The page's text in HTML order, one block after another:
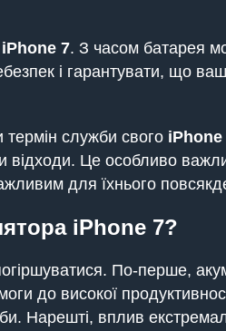
iPhone 7. З часом батарея
і гарантувати, що
служби свого iPhone
відходи. Це особливо
для їхнього
iPhone 7?
По-перше,
до високої
Нарешті, вплив